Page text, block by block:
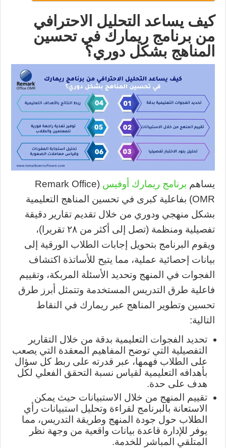
كيف يساعد التحليل الاحترافي
من برنامج ريمارك في تحسين
المناهج بشكل دوري؟
يساهم برنامج ريمارك أوفيس
(Remark Office
OMR) بفاعلية كبرى في تحسين المناهج التعليمية
بشكل منهجي ودوري من خلال تقديم تقارير دقيقة
تفصيلية ومنظمة (تصل إلى أكثر من ٢٨ تقريرا)،
ويقوم البرنامج بتحويل إجابات الطلاب الورقية إلى
بيانات إحصائية عملية، مما يتيح للأساتذة اكتشاف
الفجوات في المنهج وتحديد الأسئلة المربكة، وتقييم
فاعلية طرق التدريس المستخدمة وتتمثل أبرز طرق
تحسين وتطوير المناهج عبر ريمارك في النقاط
التالية:
تحديد الفجوات التعليمية بدقة من خلال التقارير
التفصيلية التي توضح المفاهيم المعقدة التي يصعب
على الطلاب فهمها، عبر قدرته على ربط كل سؤال
بأهدافه التعليمية لقياس نسبة التحقق الفعلي لكل
هدف على حدة.
تقييم المنهج من خلال الاستبيانات حيث يمكن
الاستعانة بالبرنامج لقراءة وتحليل استبيانات رأي
الطلاب حول جودة المنهج وطريقة التدريس، مما
يوفر للإدارة قاعدة بيانات واقعية من وجهة نظر
المتلقي المباشر للخدمة.